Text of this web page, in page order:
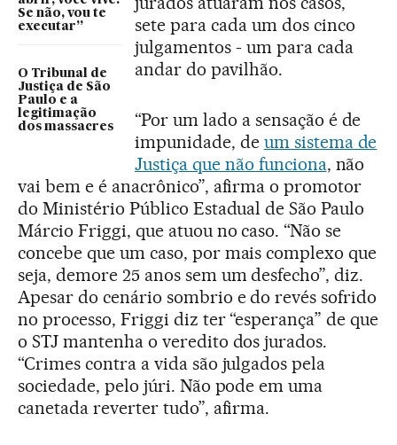
Se não, vou te
executar”
O Tribunal de
Justiça de São
Paulo e a
legitimação
dos massacres
sete para cada um dos cinco
julgamentos - um para cada
andar do pavilhão.
“Por um lado a sensação é de
impunidade, de um sistema de
Justiça que não funciona, não
vai bem e é anacrônico”, afirma o promotor
do Ministério Público Estadual de São Paulo
Márcio Friggi, que atuou no caso. “Não se
concebe que um caso, por mais complexo que
seja, demore 25 anos sem um desfecho”, diz.
Apesar do cenário sombrio e do revés sofrido
no processo, Friggi diz ter “esperança” de que
o STJ mantenha o veredito dos jurados.
“Crimes contra a vida são julgados pela
sociedade, pelo júri. Não pode em uma
canetada reverter tudo”, afirma.